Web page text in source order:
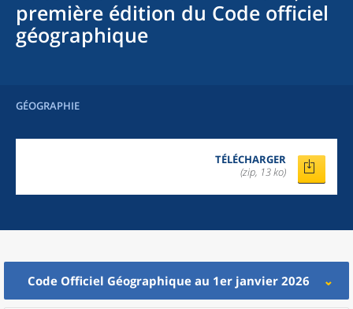
première édition du Code officiel
géographique
GÉOGRAPHIE
TÉLÉCHARGER
(zip, 13 ko)
Code Officiel Géographique au 1er janvier 2026